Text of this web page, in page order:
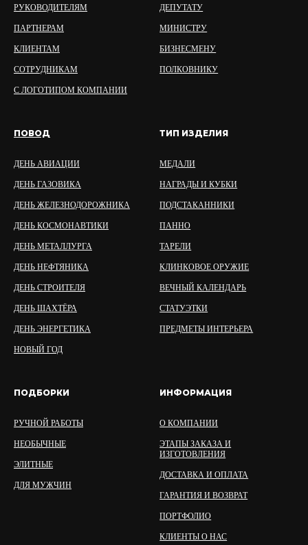
РУКОВОДИТЕЛЯМ
ПАРТНЕРАМ
КЛИЕНТАМ
СОТРУДНИКАМ
С ЛОГОТИПОМ КОМПАНИИ
ДЕПУТАТУ
МИНИСТРУ
БИЗНЕСМЕНУ
ПОЛКОВНИКУ
ПОВОД
ДЕНЬ АВИАЦИИ
ДЕНЬ ГАЗОВИКА
ДЕНЬ ЖЕЛЕЗНОДОРОЖНИКА
ДЕНЬ КОСМОНАВТИКИ
ДЕНЬ МЕТАЛЛУРГА
ДЕНЬ НЕФТЯНИКА
ДЕНЬ СТРОИТЕЛЯ
ДЕНЬ ШАХТЁРА
ДЕНЬ ЭНЕРГЕТИКА
НОВЫЙ ГОД
ТИП ИЗДЕЛИЯ
МЕДАЛИ
НАГРАДЫ И КУБКИ
ПОДСТАКАННИКИ
ПАННО
ТАРЕЛИ
КЛИНКОВОЕ ОРУЖИЕ
ВЕЧНЫЙ КАЛЕНДАРЬ
СТАТУЭТКИ
ПРЕДМЕТЫ ИНТЕРЬЕРА
ПОДБОРКИ
РУЧНОЙ РАБОТЫ
НЕОБЫЧНЫЕ
ЭЛИТНЫЕ
ДЛЯ МУЖЧИН
ИНФОРМАЦИЯ
О КОМПАНИИ
ЭТАПЫ ЗАКАЗА И
ИЗГОТОВЛЕНИЯ
ДОСТАВКА И ОПЛАТА
ГАРАНТИЯ И ВОЗВРАТ
ПОРТФОЛИО
КЛИЕНТЫ О НАС